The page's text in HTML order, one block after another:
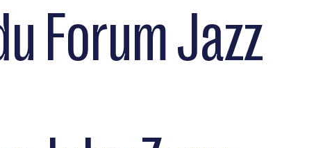
Forum Jazz